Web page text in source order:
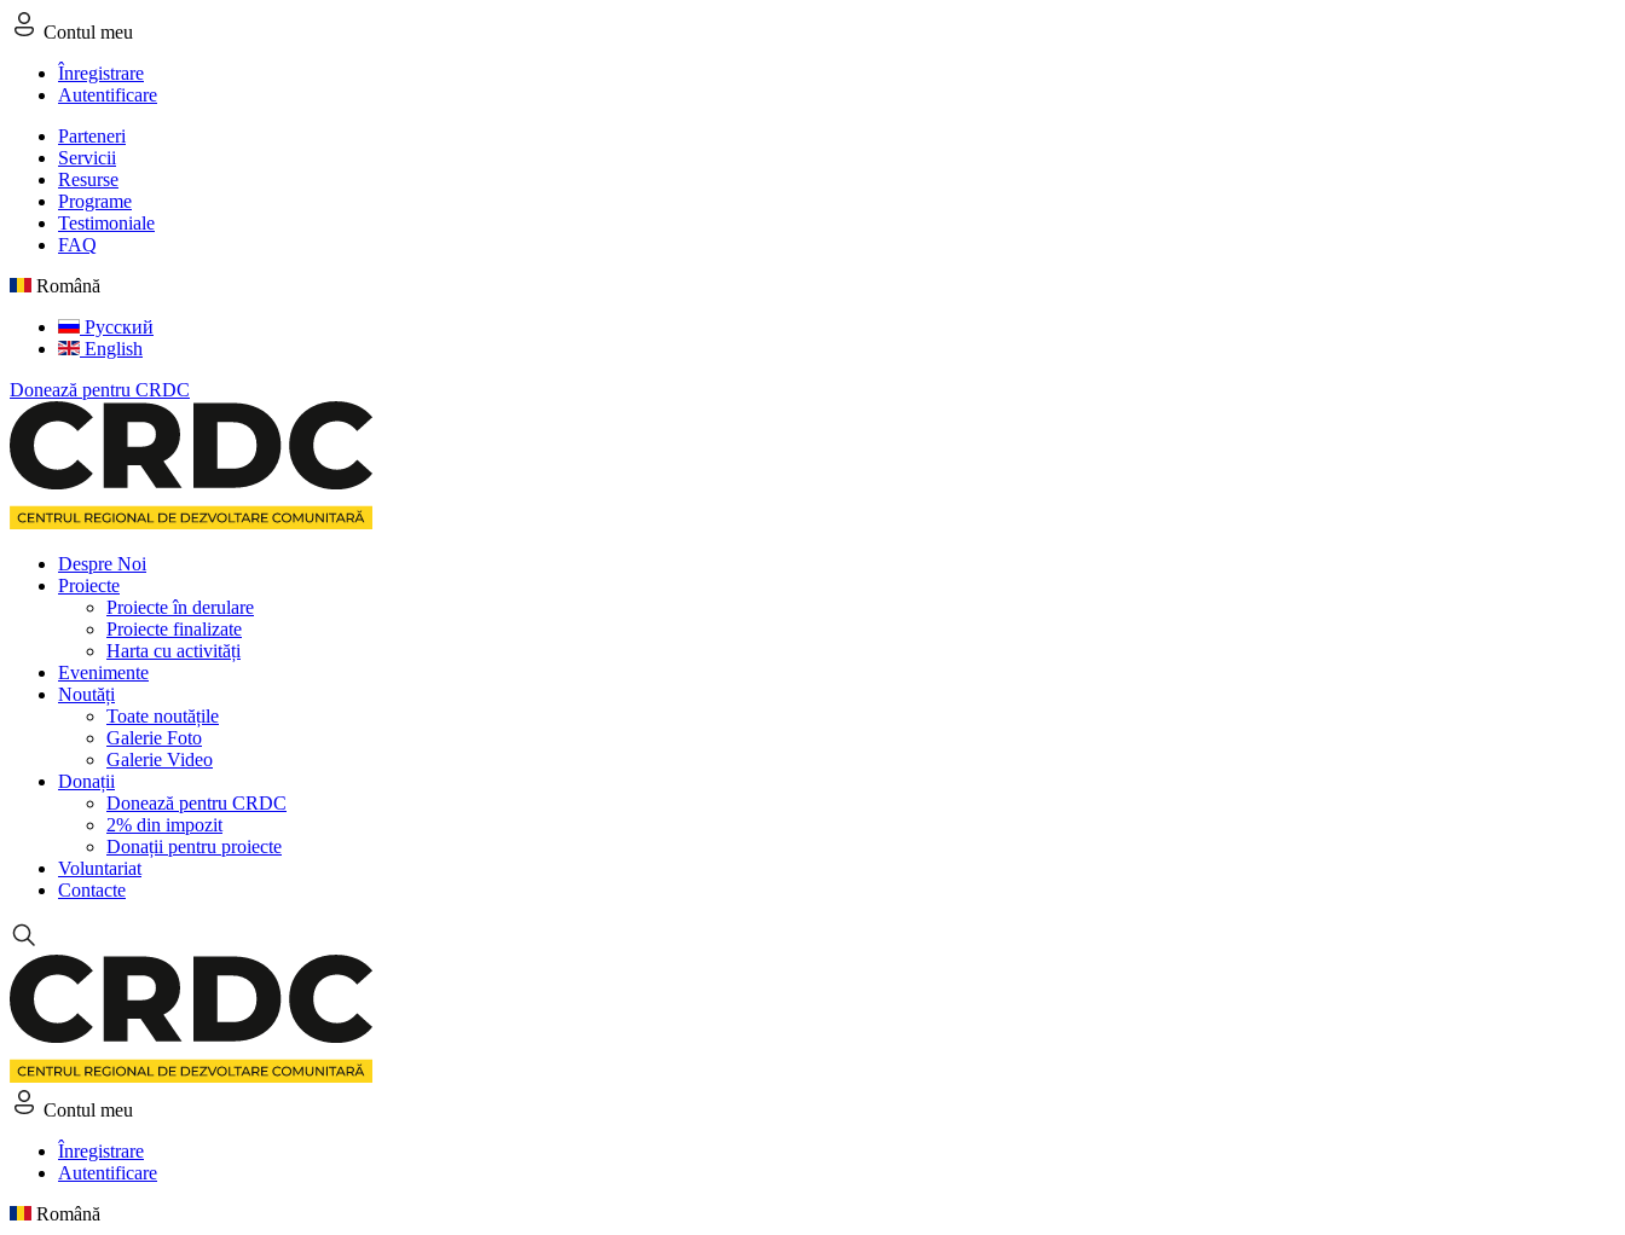
Contul meu
Înregistrare
Autentificare
Parteneri
Servicii
Resurse
Programe
Testimoniale
FAQ
Română
Русский
English
Donează pentru CRDC
Despre Noi
Proiecte
Proiecte în derulare
Proiecte finalizate
Harta cu activități
Evenimente
Noutăți
Toate noutățile
Galerie Foto
Galerie Video
Donații
Donează pentru CRDC
2% din impozit
Donații pentru proiecte
Voluntariat
Contacte
Contul meu
Înregistrare
Autentificare
Română